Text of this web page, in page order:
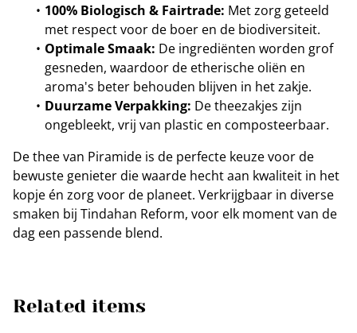
100% Biologisch & Fairtrade: Met zorg geteeld
met respect voor de boer en de biodiversiteit.
Optimale Smaak: De ingrediënten worden grof
gesneden, waardoor de etherische oliën en
aroma's beter behouden blijven in het zakje.
Duurzame Verpakking: De theezakjes zijn
ongebleekt, vrij van plastic en composteerbaar.
De thee van Piramide is de perfecte keuze voor de
bewuste genieter die waarde hecht aan kwaliteit in het
kopje én zorg voor de planeet. Verkrijgbaar in diverse
smaken bij Tindahan Reform, voor elk moment van de
dag een passende blend.
Related items